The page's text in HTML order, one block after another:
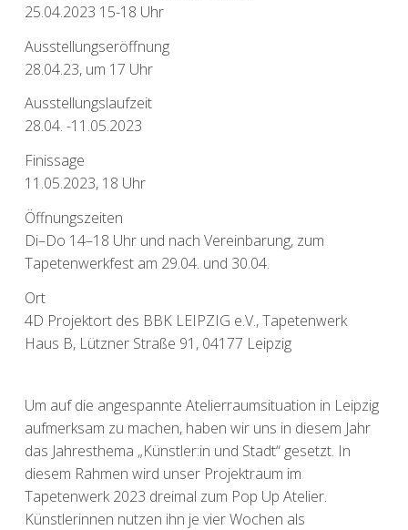
25.04.2023 15-18 Uhr
Ausstellungseröffnung
28.04.23, um 17 Uhr
Ausstellungslaufzeit
28.04. -11.05.2023
Finissage
11.05.2023, 18 Uhr
Öffnungszeiten
Di–Do 14–18 Uhr und nach Vereinbarung, zum
Tapetenwerkfest am 29.04. und 30.04.
Ort
4D Projektort des BBK LEIPZIG e.V., Tapetenwerk
Haus B, Lützner Straße 91, 04177 Leipzig
Um auf die angespannte Atelierraumsituation in Leipzig
aufmerksam zu machen, haben wir uns in diesem Jahr
das Jahresthema „Künstler:in und Stadt“ gesetzt. In
diesem Rahmen wird unser Projektraum im
Tapetenwerk 2023 dreimal zum Pop Up Atelier.
Künstlerinnen nutzen ihn je vier Wochen als